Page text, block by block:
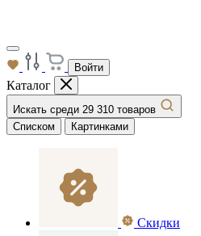
Войти
Каталог
Искать среди 29 310 товаров
Списком
Картинками
Скидки